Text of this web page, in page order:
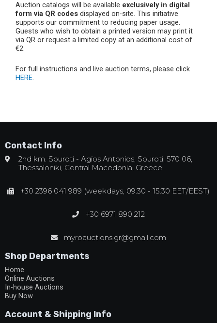
Auction catalogs will be available exclusively in digital
form via QR codes displayed on-site. This initiative
supports our commitment to reducing paper usage.
Guests who wish to obtain a printed version may print it
via QR or request a limited copy at an additional cost of
€2.
For full instructions and live auction terms, please click
HERE.
Contact Info
2nd km. Souroti - Agios Antonios, Souroti, 570 06,
Thessaloniki, Central Macedonia, Greece
+30 2396 041 989 (weekdays, 09:30 - 15:30 EET/EEST)
+30 6971 890 212
myroauctions.gr@gmail.com
Shop Departments
Home
Online Auctions
In-house Auctions
Buy Now
Account & Shipping Info